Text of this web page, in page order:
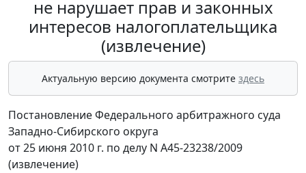
не нарушает прав и законных
интересов налогоплательщика
(извлечение)
Актуальную версию документа смотрите здесь
Постановление Федерального арбитражного суда
Западно-Сибирского округа
от 25 июня 2010 г. по делу N А45-23238/2009
(извлечение)